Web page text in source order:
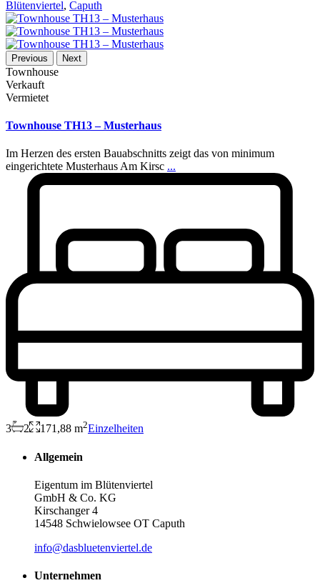
Blütenviertel, Caputh
Previous Next
Townhouse
Verkauft
Vermietet
Townhouse TH13 – Musterhaus
Im Herzen des ersten Bauabschnitts zeigt das von minimum
eingerichtete Musterhaus Am Kirsc ...
3 2 171,88 m2Einzelheiten
Allgemein
Eigentum im Blütenviertel
GmbH & Co. KG
Kirschanger 4
14548 Schwielowsee OT Caputh
info@dasbluetenviertel.de
Unternehmen